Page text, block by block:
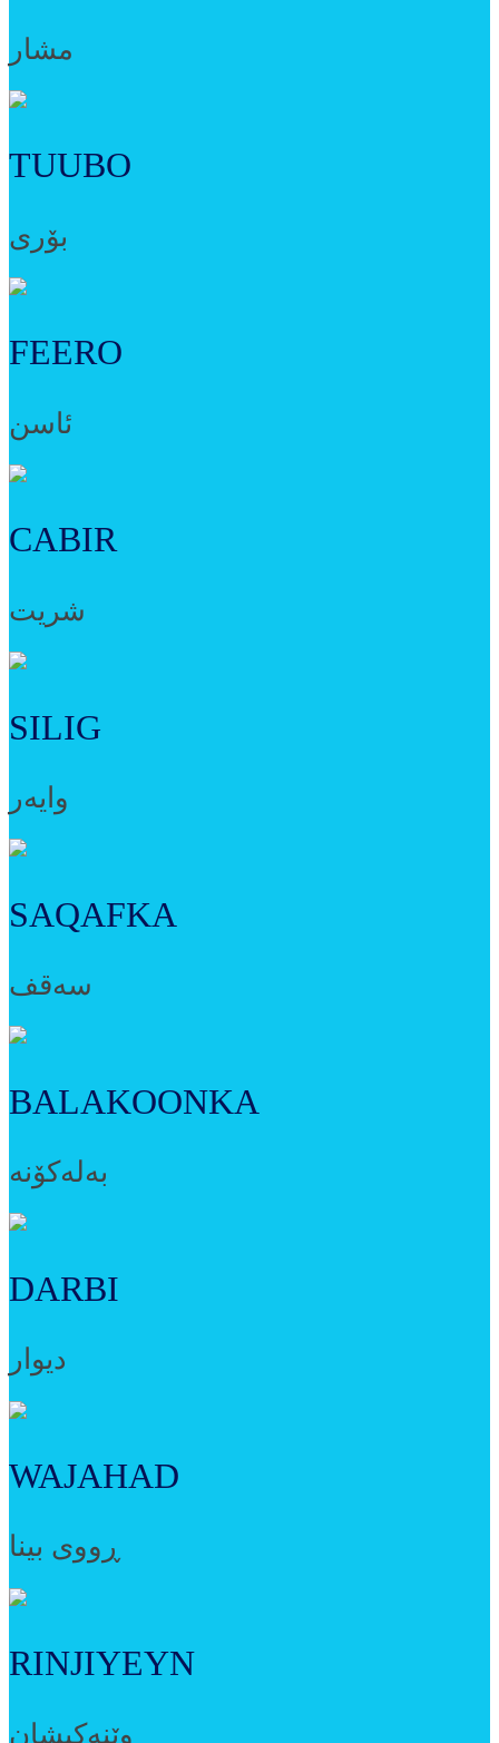
مشار
TUUBO
بۆری
FEERO
ئاسن
CABIR
شریت
SILIG
وایەر
SAQAFKA
سەقف
BALAKOONKA
بەلەکۆنە
DARBI
دیوار
WAJAHAD
ڕووی بینا
RINJIYEYN
وێنەکیشان